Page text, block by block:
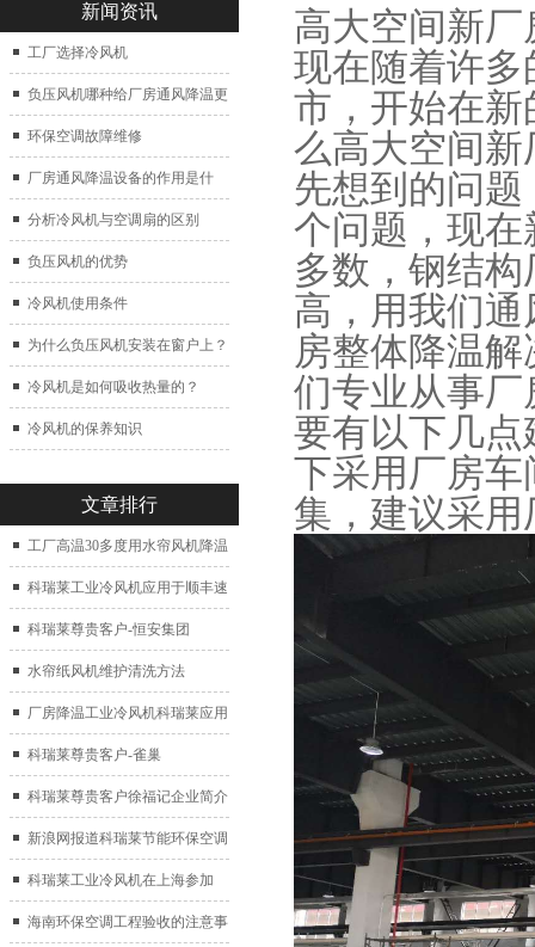
新闻资讯
工厂选择冷风机
负压风机哪种给厂房通风降温更
好？
环保空调故障维修
厂房通风降温设备的作用是什
么？
分析冷风机与空调扇的区别
负压风机的优势
冷风机使用条件
为什么负压风机安装在窗户上？
冷风机是如何吸收热量的？
冷风机的保养知识
文章排行
工厂高温30多度用水帘风机降温
科瑞莱工业冷风机应用于顺丰速
运仓库通风降温
科瑞莱尊贵客户-恒安集团
水帘纸风机维护清洗方法
厂房降温工业冷风机科瑞莱应用
于广州制鞋厂
科瑞莱尊贵客户-雀巢
科瑞莱尊贵客户徐福记企业简介
新浪网报道科瑞莱节能环保空调
扇
科瑞莱工业冷风机在上海参加
2017中国制冷展
海南环保空调工程验收的注意事
高大空间新
现在随着许
市，开始在
么高大空间
先想到的问
个问题，现
多数，钢结
高，用我们
房整体降温
们专业从事
要有以下几
下采用厂房
集，建议采